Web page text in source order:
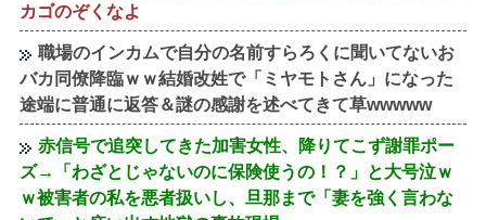
カゴのぞくなよ
職場のインカムで自分の名前すらろくに聞いてないお
バカ同僚降臨ｗｗ結婚改姓で「ミヤモトさん」になった
途端に普通に返答＆謎の感謝を述べてきて草wwwww
赤信号で追突してきた加害女性、降りてこず謝罪ポー
ズ→「わざとじゃないのに保険使うの！？」と大号泣ｗ
ｗ被害者の私を悪者扱いし、旦那まで「妻を強く言わな